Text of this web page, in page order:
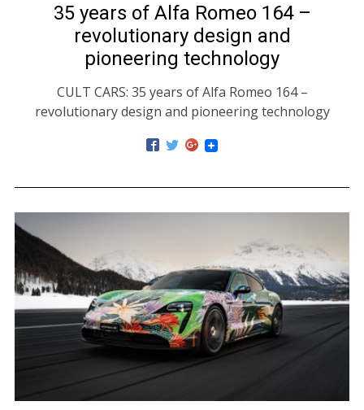
35 years of Alfa Romeo 164 –
revolutionary design and
pioneering technology
CULT CARS: 35 years of Alfa Romeo 164 –
revolutionary design and pioneering technology